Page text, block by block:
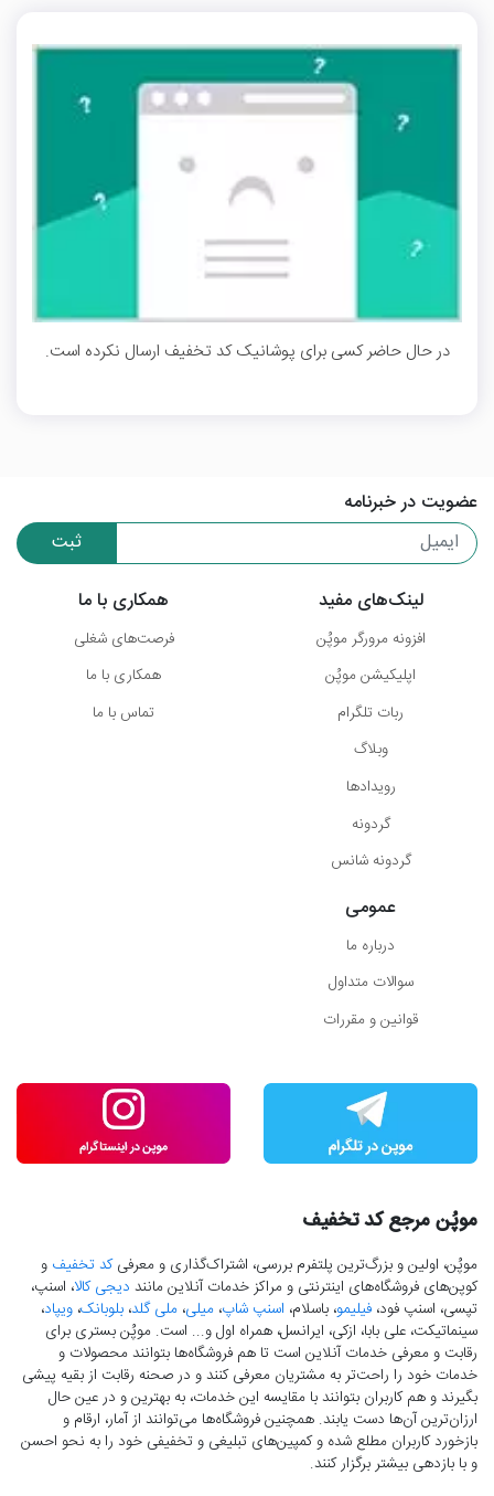
در حال حاضر کسی برای پوشانیک کد تخفیف ارسال نکرده است.
عضویت در خبرنامه
ثبت
لینک‌های مفید
افزونه مرورگر موپُن
اپلیکیشن موپُن
ربات تلگرام
وبلاگ
رویدادها
گردونه
گردونه شانس
همکاری با ما
فرصت‌های شغلی
همکاری با ما
تماس با ما
عمومی
درباره ما
سوالات متداول
قوانین و مقررات
موپُن مرجع کد تخفیف
موپُن، اولین و بزرگ‌ترین پلتفرم بررسی، اشتراک‌گذاری و معرفیکد تخفیف و
کوپن‌های فروشگاه‌های اینترنتی و مراکز خدمات آنلاین مانند دیجی کالا، اسنپ،
تپسی، اسنپ فود، فیلیمو، باسلام، اسنپ شاپ، میلی، ملی گلد، بلوبانک، ویپاد،
سینماتیکت، علی بابا، ازکی، ایرانسل، همراه اول و... است. موپُن بستری برای
رقابت و معرفی خدمات آنلاین است تا هم فروشگاه‌ها بتوانند محصولات و
خدمات خود را راحت‌تر به مشتریان معرفی کنند و در صحنه رقابت از بقیه پیشی
بگیرند و هم کاربران بتوانند با مقایسه این خدمات، به بهترین و در عین حال
ارزان‌ترین آن‌ها دست‌ یابند. همچنین فروشگاه‌ها می‌توانند از آمار، ارقام و
بازخورد کاربران مطلع شده و کمپین‌های تبلیغی و تخفیفی خود را به نحو احسن
و با بازدهی بیشتر برگزار کنند.